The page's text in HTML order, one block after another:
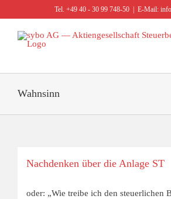
Inhalt
springen
Tel. +49 40 - 30 99 748-50 E-Mail:
Wahnsinn
Nachdenken über die Anlage ST
oder: „Wie treibe ich den steuerlichen